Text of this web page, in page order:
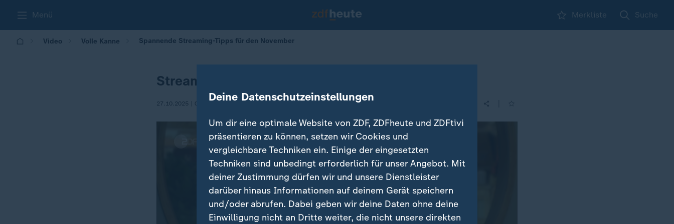
Menü Merkliste Suche
Video Volle Kanne Spannende Streaming-Tipps für den November
Streaming-Tipps November: Halloween-Special
27.10.2025 | 09:05 Deine Datenschutzeinstellungen
Um dir eine optimale Website von ZDF, ZDFheute und ZDFtivi
präsentieren zu können, setzen wir Cookies und
vergleichbare Techniken ein. Einige der eingesetzten
Techniken sind unbedingt erforderlich für unser Angebot. Mit
deiner Zustimmung dürfen wir und unsere Dienstleister
darüber hinaus Informationen auf deinem Gerät speichern
und/oder abrufen. Dabei geben wir deine Daten ohne deine
Einwilligung nicht an Dritte weiter, die nicht unsere direkten